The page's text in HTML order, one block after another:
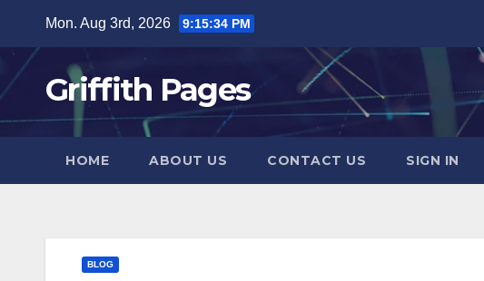
content
Mon. Aug 3rd, 2026 9:15:35 PM
Griffith Pages
HOME ABOUT US CONTACT US SIGN IN
BLOG